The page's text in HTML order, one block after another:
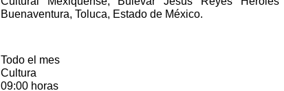
Buenaventura, Toluca, Estado de México.
Todo el mes
Cultura
09:00 horas